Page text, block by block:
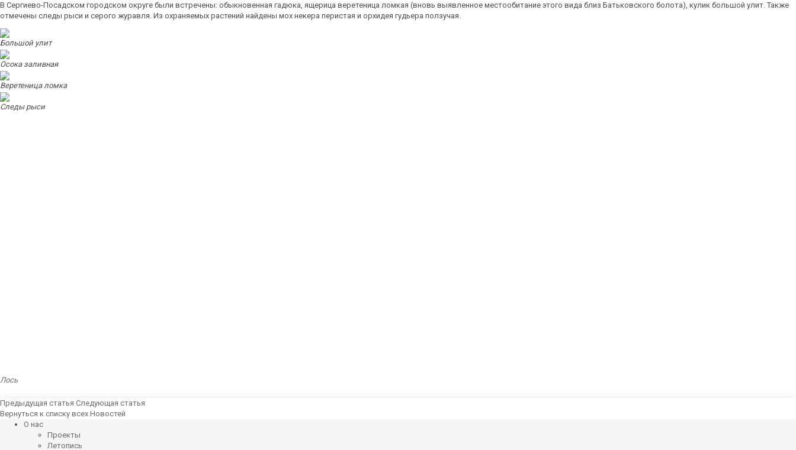
В Сергиево-Посадском городском округе были встречены: обыкновенная гадюка, ящерица веретеница ломкая (вновь выявленное местообитание этого вида близ Батьковского болота), кулик большой улит. Также
отмечены следы рыси и серого журавля. Из охраняемых растений найдены мох некера перистая и орхидея гудьера ползучая.
Большой улит
Осока заливная
Веретеница ломка
Следы рыси
Лось
Предыдущая статья Следующая статья
Вернуться к списку всех Новостей
О нас
Проекты
Летопись